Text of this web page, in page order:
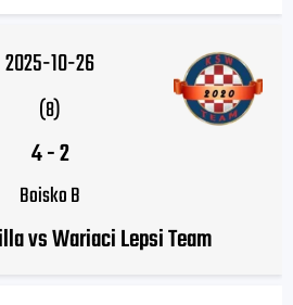
2025-10-26
(8)
4-2
Boisko B
vs Wariaci Lepsi Team